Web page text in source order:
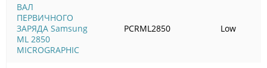
ВАЛ
ПЕРВИЧНОГО
ЗАРЯДА Samsung
ML 2850
MICROGRAPHIC
PCRML2850 Low